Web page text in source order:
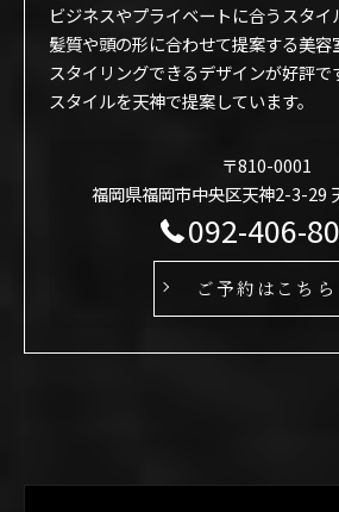
ビジネスやプライベートに合うスタ
髪質や頭の形に合わせて提案する美容
スタイリングできるデザインが好評で
スタイルを天神で提案しています。
〒810-0001
福岡県福岡市中央区天神2-3-29
092-406-
ご予約はこちら